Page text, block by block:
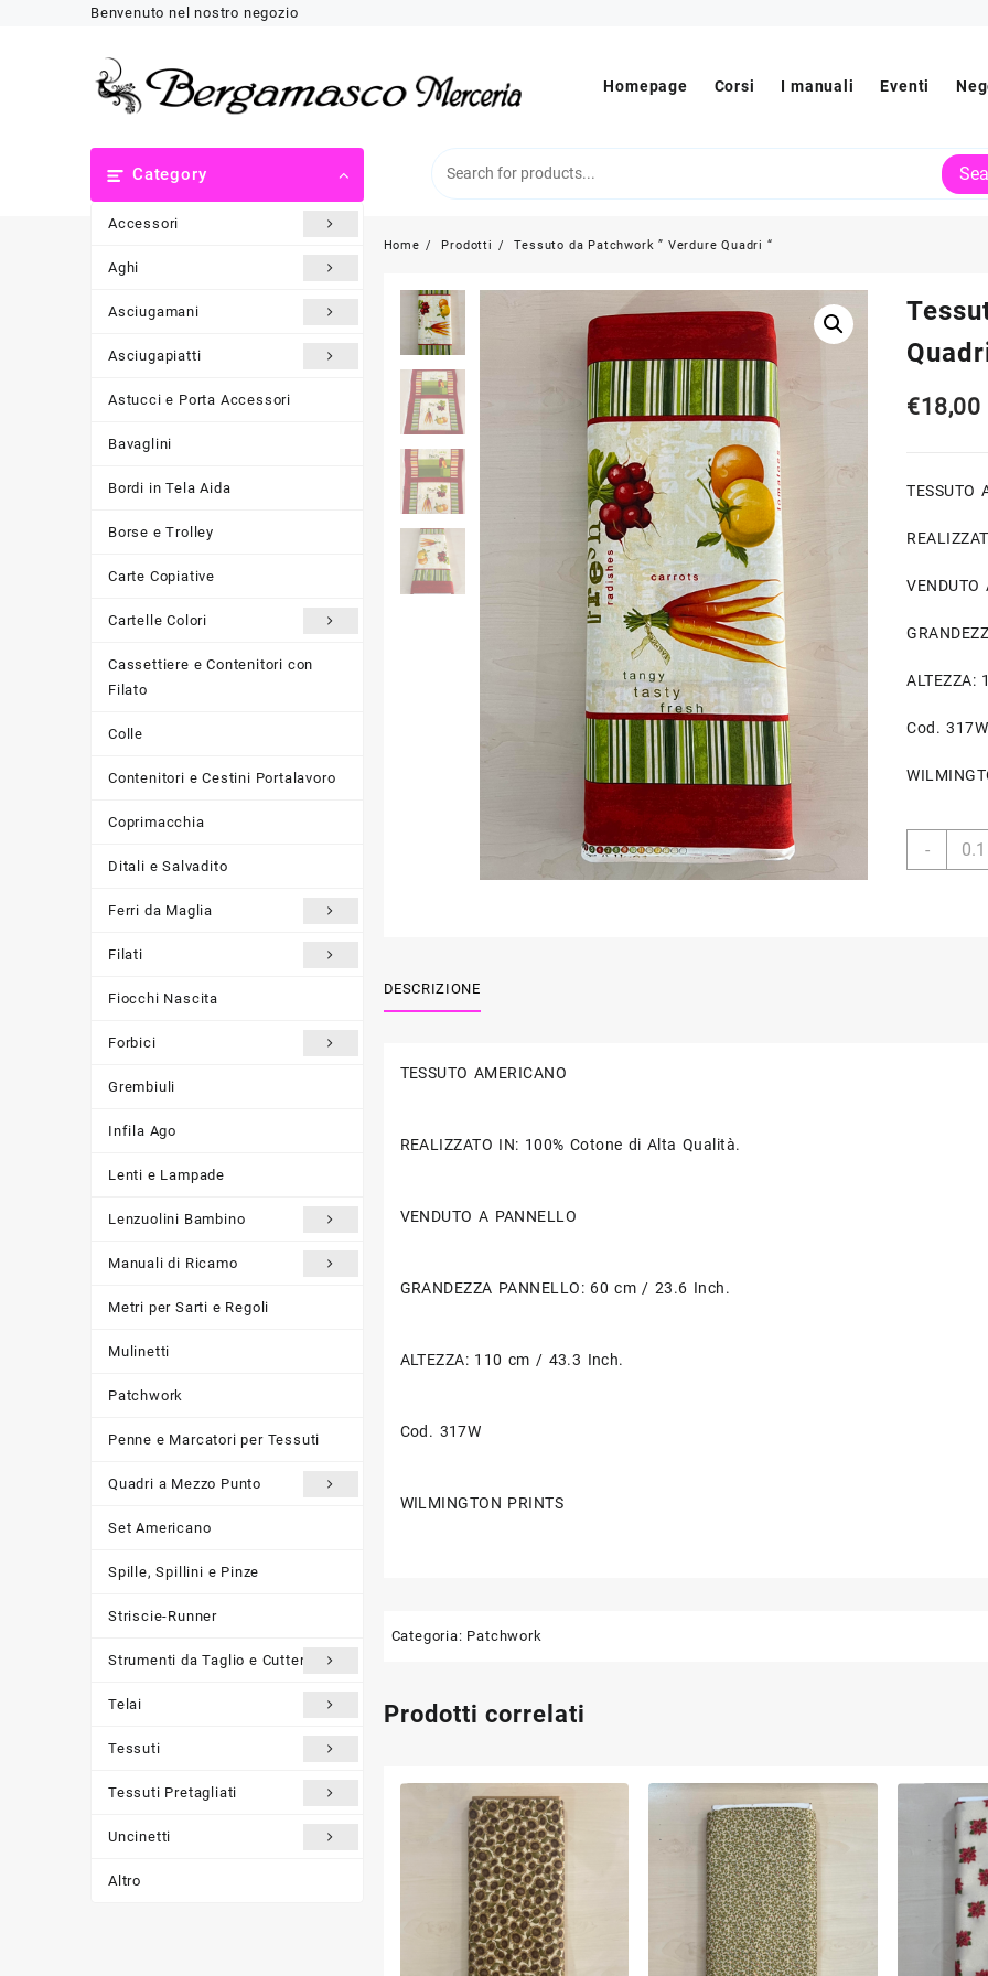
Benvenuto nel nostro negozio
Homepage Corsi I manuali Eventi
Category
Accessori
Aghi
Asciugamani
Asciugapiatti
Astucci e Porta Accessori
Bavaglini
Bordi in Tela Aida
Borse e Trolley
Carte Copiative
Cartelle Colori
Cassettiere e Contenitori con
Filato
Colle
Contenitori e Cestini Portalavoro
Coprimacchia
Ditali e Salvadito
Ferri da Maglia
Filati
Fiocchi Nascita
Forbici
Grembiuli
Infila Ago
Lenti e Lampade
Lenzuolini Bambino
Manuali di Ricamo
Metri per Sarti e Regoli
Mulinetti
Patchwork
Penne e Marcatori per Tessuti
Quadri a Mezzo Punto
Set Americano
Spille, Spillini e Pinze
Striscie-Runner
Strumenti da Taglio e Cutter
Telai
Tessuti
Tessuti Pretagliati
Uncinetti
Altro
Home Prodotti Tessuto da Patchwork ” Verdure Quadri “
€18,00
TESSUTO
VENDUTO
Cod. 317W
-
DESCRIZIONE
TESSUTO AMERICANO
REALIZZATO IN: 100% Cotone di Alta Qualità.
VENDUTO A PANNELLO
GRANDEZZA PANNELLO: 60 cm / 23.6 Inch.
ALTEZZA: 110 cm / 43.3 Inch.
Cod. 317W
WILMINGTON PRINTS
Categoria: Patchwork
Prodotti correlati